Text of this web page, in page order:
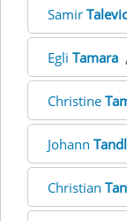
Samir Talevic
Egli Tamara
Christine
Johann
Christian